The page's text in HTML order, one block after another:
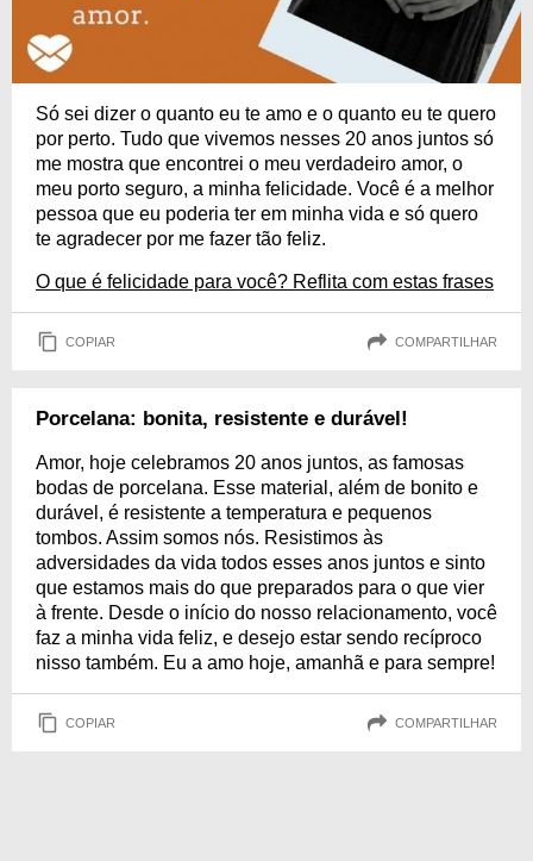
Só sei dizer o quanto eu te amo e o quanto eu te quero
por perto. Tudo que vivemos nesses 20 anos juntos só
me mostra que encontrei o meu verdadeiro amor, o
meu porto seguro, a minha felicidade. Você é a melhor
pessoa que eu poderia ter em minha vida e só quero
te agradecer por me fazer tão feliz.
O que é felicidade para você? Reflita com estas frases
COPIAR COMPARTILHAR
Porcelana: bonita, resistente e durável!
Amor, hoje celebramos 20 anos juntos, as famosas
bodas de porcelana. Esse material, além de bonito e
durável, é resistente a temperatura e pequenos
tombos. Assim somos nós. Resistimos às
adversidades da vida todos esses anos juntos e sinto
que estamos mais do que preparados para o que vier
à frente. Desde o início do nosso relacionamento, você
faz a minha vida feliz, e desejo estar sendo recíproco
nisso também. Eu a amo hoje, amanhã e para sempre!
COPIAR COMPARTILHAR